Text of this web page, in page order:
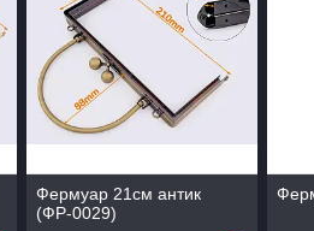
Фермуар 21см антик
(ФР-0029)